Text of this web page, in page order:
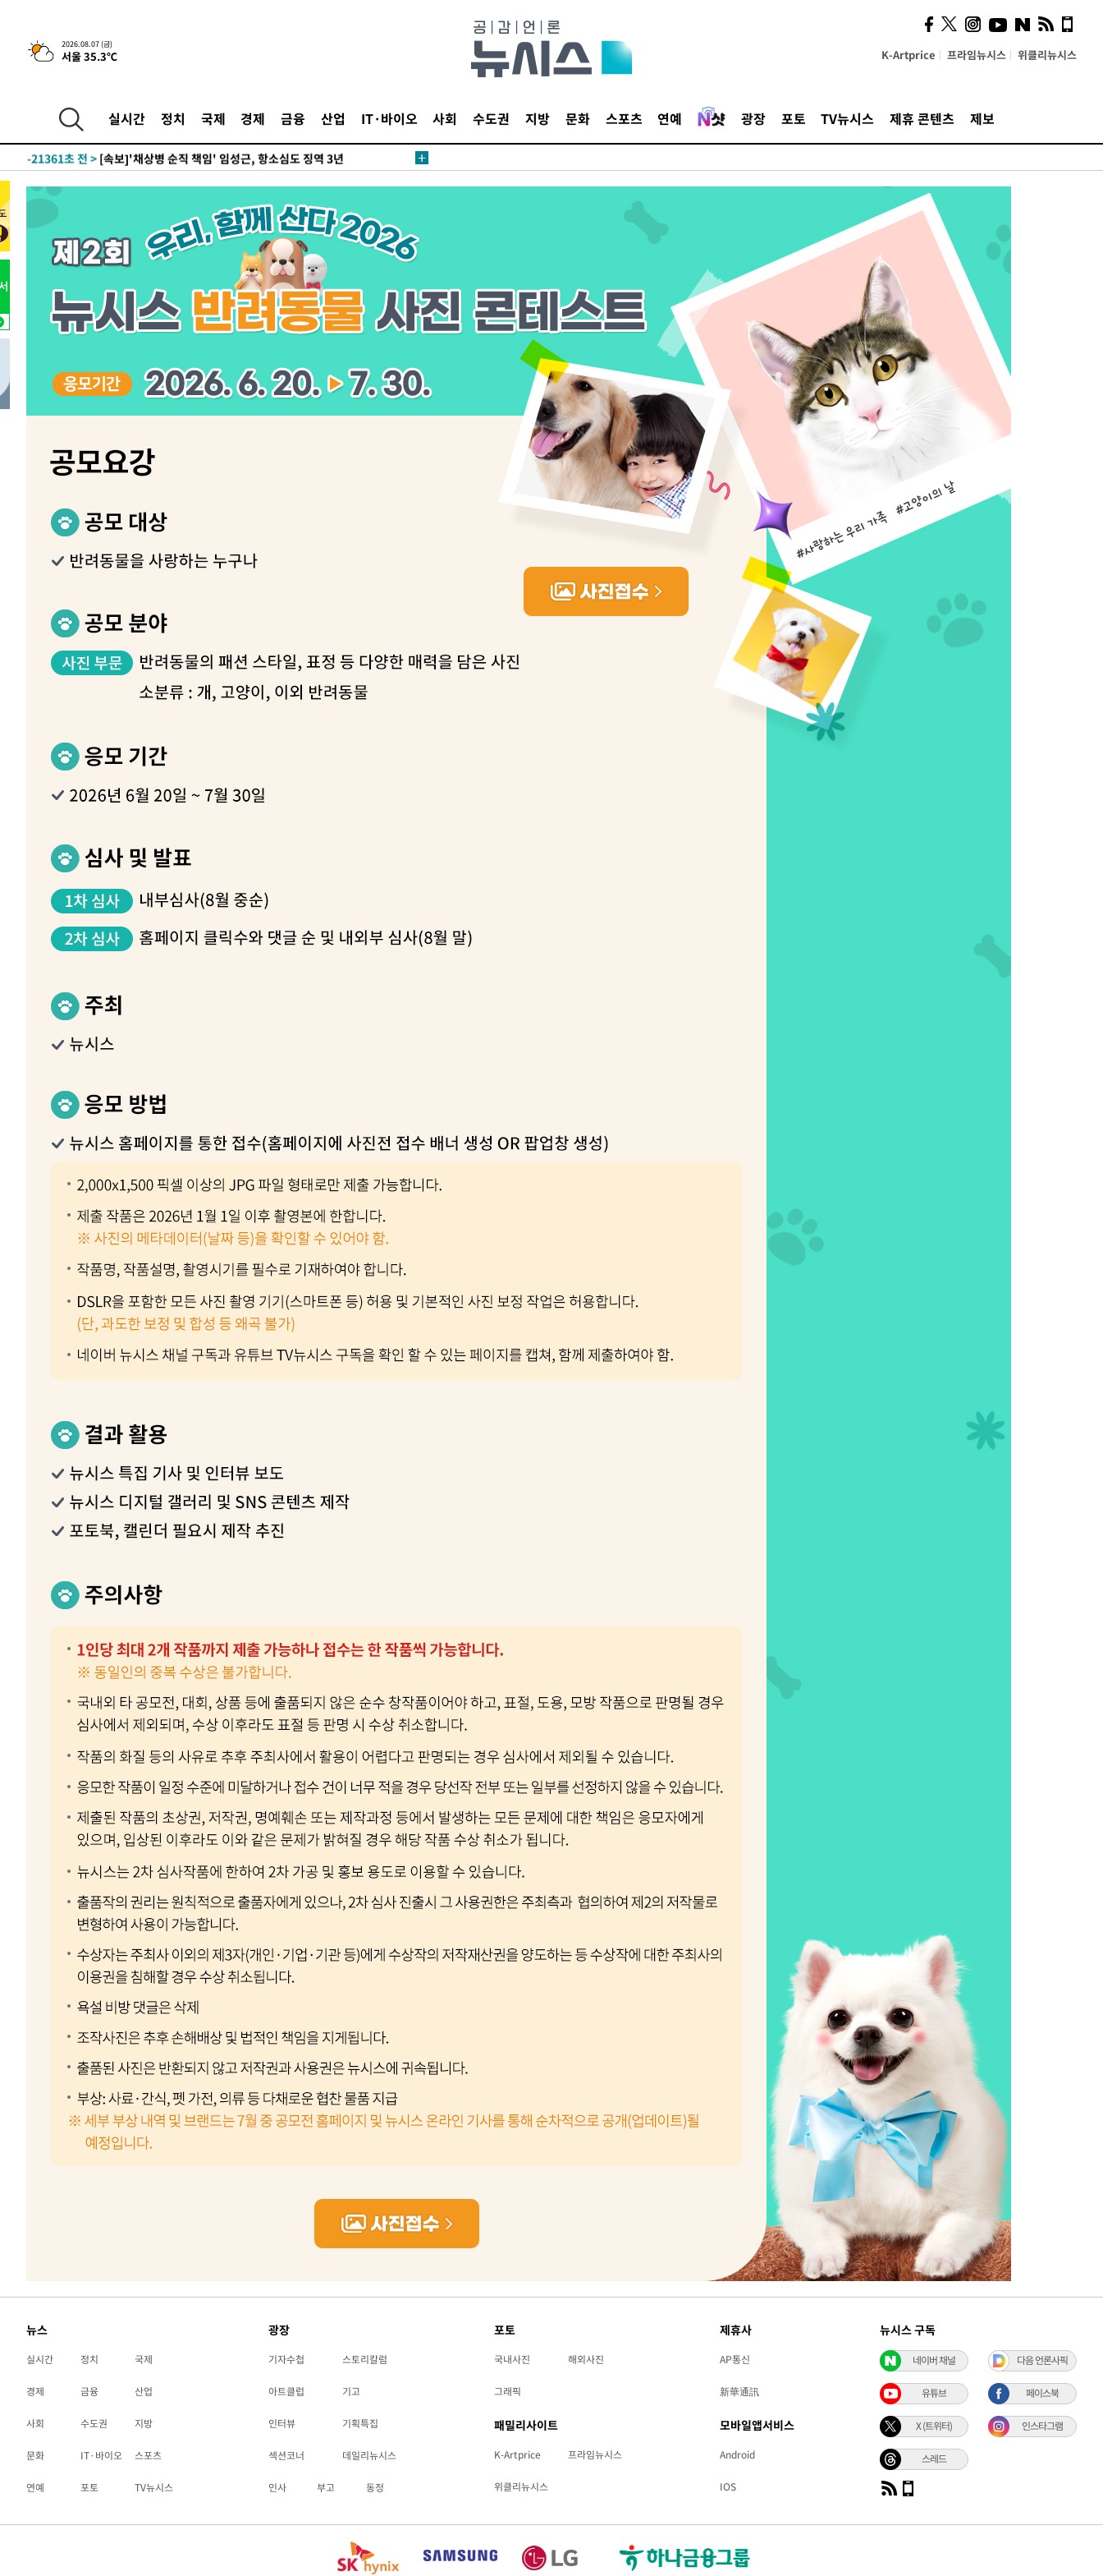
2026.08.07 (금)
서울 35.3℃ K-Artprice 프라임뉴시스 위클리뉴시스
실시간 정치 국제 경제 금융 산업 IT·바이오 사회 수도권 지방 문화 스포츠 연예 광장 포토 TV뉴시스 제휴 콘텐츠 제보
-28876초 전 >
[속보]국힘 윤리위, '돌려차기 발언' 진종오·서범수 징계 절차 개시
-24201초 전 >
25.3%↑
-21361초 전 > [속보]'채상병 순직 책임' 임성근, 항소심도 징역 3년
-17827초 전 >
민주 콩고 에볼라환자 4천명 돌파, 4053명 발생 1850명 사망
-17077초 전 >
[속보]'300억원대 사기 혐의' 차가원 대표 구속 송치
-16271초 전 >"미 전국적 살모네라 식중독 원인은 멕시코산 할라피뇨"-- CDC
-14784초 전 >
[속보]경찰·노동부, HL만도 평택사업장 끼임 사망 관련 압수수색
-14665초 전 >
[속보]합수본, '투표율 허위 입력' 중앙·서울·경기도 선관위 등 9곳
압수수색
-14420초 전 >[속보]원·달러 환율, 오전 9시 1423.8원
[속보]코스닥, 5.95포인트(0.74%) 상승한 807.62개장
-14170초 전 >[속보]코스피, 6300선 재탈환…1.09% 오른 6365.07 개장
-5597초 전 >이란, 호르무즈서 "적국 목표물들"과 대치로 남부 케슘섬에서 두차
례 큰 폭발음
-4312초 전 >
[속보]美, 폴리실리콘 수입 규제…파생제품 15% 관세, 120일 후 발
-163초 전 > [속보] 뉴욕증시, 일제 하락 마감…나스닥 0.06%↓
-28876초 전 >[속보]국힘 윤리위, '돌려차기 발언' 진종오·서범수 징계 절차 개시
-24201초 전 >[속보] 7월 중국 수출 23.9%↑ 수입 27.5%↑…무역총액
-21227초 전 >[속보]종합특검, '관저이전 봐주기 감사' 유병호 구속기소
-17827초 전 >
-17077초 전 >[속보]'300억원대 사기 혐의' 차가원 대표 구속 송치
"미 전국적 살모네라 식중독 원인은 멕시코산 할라피뇨"-- CDC
압수수색
-14420초 전 >[속보]원·달러 환율, 오전 9시 1423.8원
-14202초 전 >[속보]코스닥, 5.95포인트(0.74%) 상승한 807.62개장
-11335초 전 > 시리아 다마스쿠스 교외에서 미니버스 폭발.. 14명 부상, 3명은 중
-10633초 전 >입추에도 극한더위…서울 낮 39도 '폭염중대경보'
-5597초 전 >이란, 호르무즈서 "적국 목표물들"과 대치로 남부 케슘섬에서 두차
례 큰 폭발음
-4312초 전 >[속보]美, 폴리실리콘 수입 규제…파생제품 15% 관세, 120일 후 발
-2463초 전 > [속보]트럼프, 美 원정출산 금지 행정명령 서명
뉴스
실시간 정치 국제
경제 금융 산업
사회 수도권 지방
문화 IT·바이오 스포츠
연예 포토 TV뉴시스
광장
기자수첩 스토리칼럼
아트클럽 기고
인터뷰 기획특집
섹션코너 데일리뉴시스
인사 부고 동정
포토
국내사진 해외사진
그래픽
패밀리사이트
K-Artprice 프라임뉴시스
위클리뉴시스
제휴사
AP통신
新華通訊
모바일앱서비스
Android
IOS
뉴시스 구독
네이버 채널 다음 언론사픽
유튜브 페이스북
X (트위터) 인스타그램
스레드